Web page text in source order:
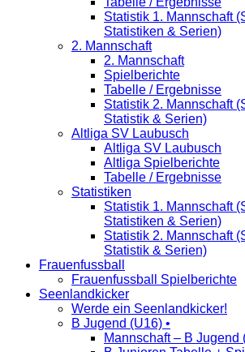
Statistik 1. Mannschaft
Statistiken & Serien)
2. Mannschaft
2. Mannschaft
Spielberichte
Tabelle / Ergebnisse
Statistik 2. Mannschaft
Statistik & Serien)
Altliga SV Laubusch
Altliga SV Laubusch
Altliga Spielberichte
Tabelle / Ergebnisse
Statistiken
Statistik 1. Mannschaft
Statistiken & Serien)
Statistik 2. Mannschaft
Statistik & Serien)
Frauenfussball
Frauenfussball Spielberichte
Seenlandkicker
Werde ein Seenlandkicker!
B Jugend (U16) •
Mannschaft – B Jugend